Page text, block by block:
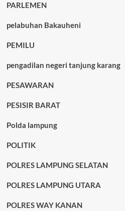
PARLEMEN
pelabuhan Bakauheni
PEMILU
pengadilan negeri tanjung karang
PESAWARAN
PESISIR BARAT
Polda lampung
POLITIK
POLRES LAMPUNG SELATAN
POLRES LAMPUNG UTARA
POLRES WAY KANAN